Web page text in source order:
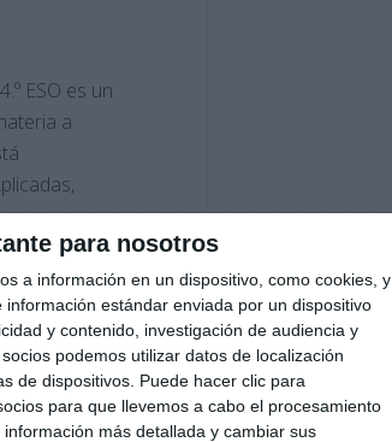
para nosotros
a información en un dispositivo, como cookies, y
estándar enviada por un dispositivo
y contenido, investigación de audiencia y
podemos utilizar datos de localización
de dispositivos. Puede hacer clic para
para que llevemos a cabo el procesamiento
más detallada y cambiar sus
ESO es un
a
, ecuaciones
matemáticos
,repasar,repaso